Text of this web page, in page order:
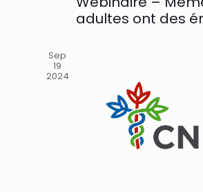
adultes ont des
Sep
19
2024